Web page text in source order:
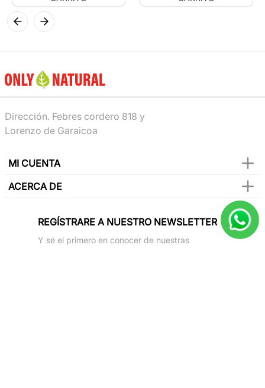
Dirección. Febres cordero 818 y
Lorenzo de Garaicoa
MI CUENTA
ACERCA DE
REGÍSTRARE A NUESTRO NEWSLETTER
Y sé el primero en conocer de nuestras